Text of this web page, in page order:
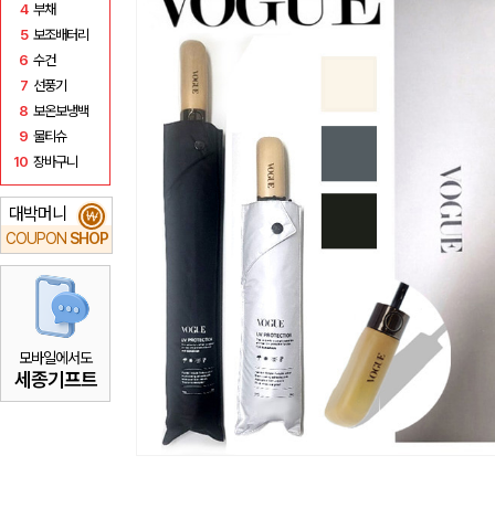
4 부채
5 보조배터리
6 수건
7 선풍기
8 보온보냉백
9 물티슈
10 장바구니
대박머니
COUPON SHOP
₩
모바일에서도
세종기프트